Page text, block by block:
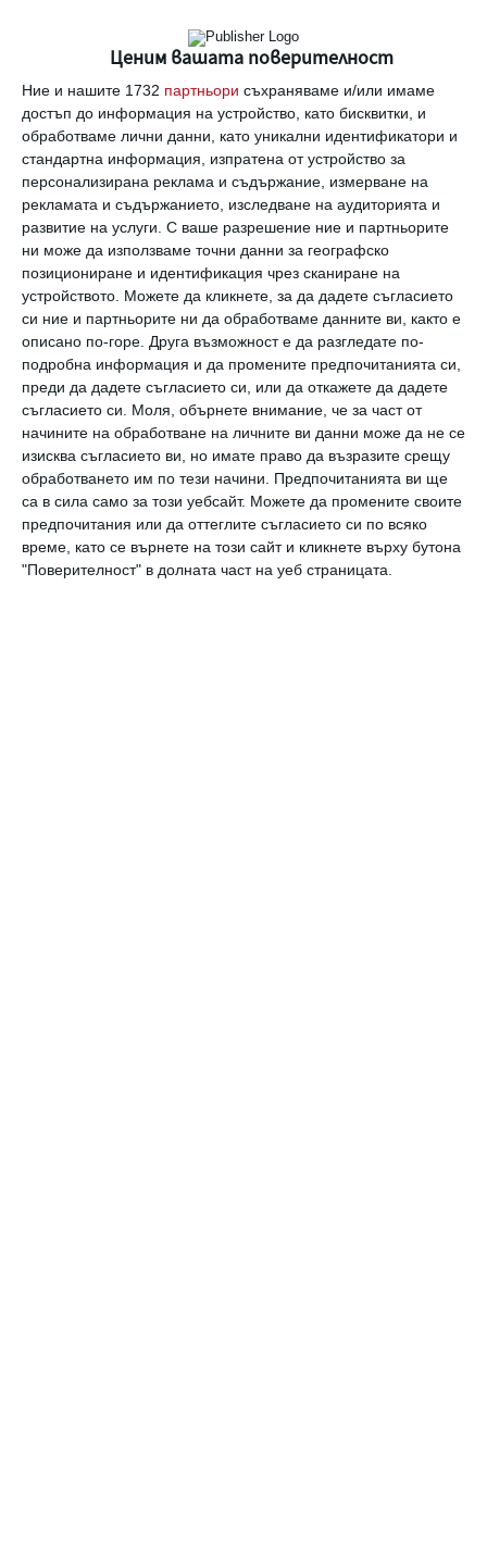
Ценим вашата поверителност
Ние и нашите 1732 партньори съхраняваме и/или имаме
достъп до информация на устройство, като бисквитки, и
обработваме лични данни, като уникални идентификатори и
стандартна информация, изпратена от устройство за
персонализирана реклама и съдържание, измерване на
рекламата и съдържанието, изследване на аудиторията и
развитие на услуги. С ваше разрешение ние и партньорите
ни може да използваме точни данни за географско
позициониране и идентификация чрез сканиране на
устройството. Можете да кликнете, за да дадете съгласието
си ние и партньорите ни да обработваме данните ви, както е
описано по-горе. Друга възможност е да разгледате по-
подробна информация и да промените предпочитанията си,
преди да дадете съгласието си, или да откажете да дадете
съгласието си. Моля, обърнете внимание, че за част от
начините на обработване на личните ви данни може да не се
изисква съгласието ви, но имате право да възразите срещу
обработването им по тези начини. Предпочитанията ви ще
са в сила само за този уебсайт. Можете да промените своите
предпочитания или да оттеглите съгласието си по всяко
време, като се върнете на този сайт и кликнете върху бутона
"Поверителност" в долната част на уеб страницата.
уменията си в лъженето.
Снимка:Shutterstock
Защо децата лъжат
Всички деца от време на време лъжат, но
защо? Трябва да знаете, че много малките
деца не разбират разликата между това,
което е истина и онова, което е лъжа.
Затова и техните „лъжи“ често
произтичат от невинни фантазии, а не от
умишлени измами. Този период продължава
до предучилищна възраст. Ако например
момченцето ви твърди, че не е ударило
сестра си, това е защото то би искало да не
е правило това, а не защото желае да ви
излъже.